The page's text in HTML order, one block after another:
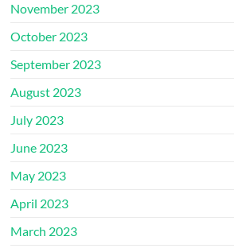
November 2023
October 2023
September 2023
August 2023
July 2023
June 2023
May 2023
April 2023
March 2023